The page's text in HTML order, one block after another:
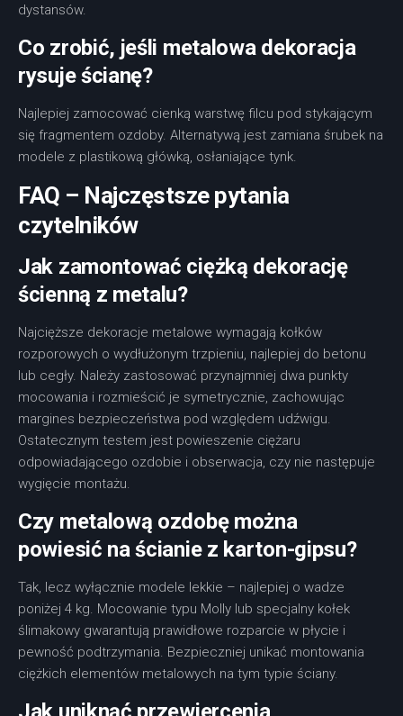
dystansów.
Co zrobić, jeśli metalowa dekoracja
rysuje ścianę?
Najlepiej zamocować cienką warstwę filcu pod stykającym
się fragmentem ozdoby. Alternatywą jest zamiana śrubek na
modele z plastikową główką, osłaniające tynk.
FAQ – Najczęstsze pytania
czytelników
Jak zamontować ciężką dekorację
ścienną z metalu?
Najcięższe dekoracje metalowe wymagają kołków
rozporowych o wydłużonym trzpieniu, najlepiej do betonu
lub cegły. Należy zastosować przynajmniej dwa punkty
mocowania i rozmieścić je symetrycznie, zachowując
margines bezpieczeństwa pod względem udźwigu.
Ostatecznym testem jest powieszenie ciężaru
odpowiadającego ozdobie i obserwacja, czy nie następuje
wygięcie montażu.
Czy metalową ozdobę można
powiesić na ścianie z karton-gipsu?
Tak, lecz wyłącznie modele lekkie – najlepiej o wadze
poniżej 4 kg. Mocowanie typu Molly lub specjalny kołek
ślimakowy gwarantują prawidłowe rozparcie w płycie i
pewność podtrzymania. Bezpieczniej unikać montowania
ciężkich elementów metalowych na tym typie ściany.